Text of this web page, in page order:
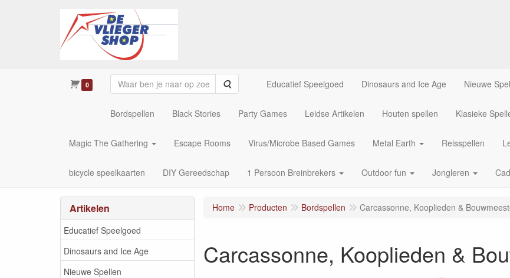
0 Zoeken Educatief Speelgoed Dinosaurs and Ice Age Nieuwe
Bordspellen Black Stories Party Games Leidse Artikelen Houten spellen Klasieke
Magic The Gathering Escape Rooms Virus/Microbe Based Games Metal Earth Reisspellen
bicycle speelkaarten DIY Gereedschap 1 Persoon Breinbrekers Outdoor fun Jongleren
Artikelen
Educatief Speelgoed
Dinosaurs and Ice Age
Nieuwe Spellen
Home Producten Bordspellen Carcassonne, Kooplieden &
Carcassonne, Kooplieden &